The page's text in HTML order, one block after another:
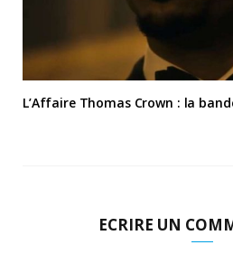
L’Affaire Thomas Crown : la
ECRIRE UN